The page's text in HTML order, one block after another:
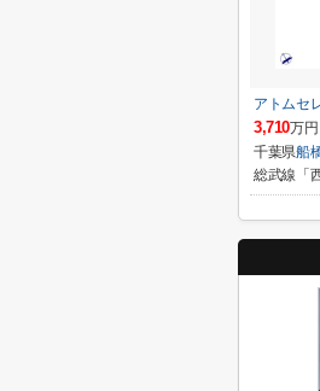
アトムセ
3,710万円
千葉県船
総武線「